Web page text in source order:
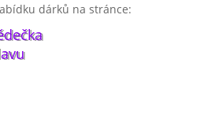
dárků na stránce: